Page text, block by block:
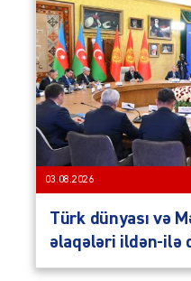
03.08.2026
Türk dünyası və
əlaqələri ildən-ilə